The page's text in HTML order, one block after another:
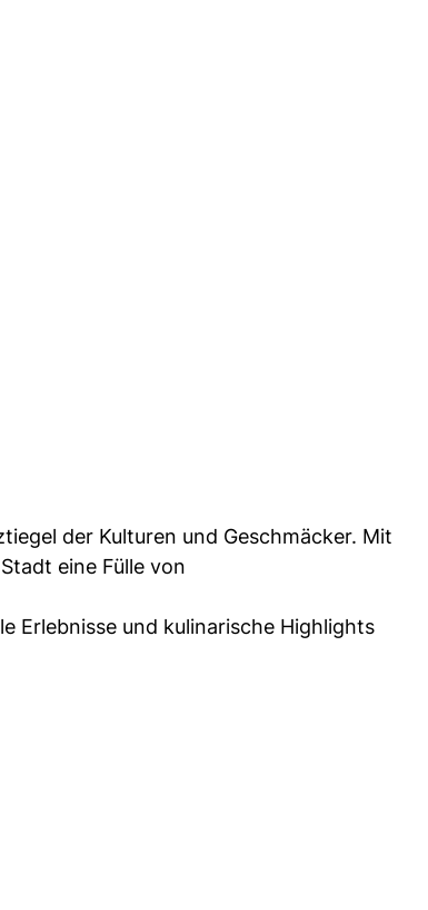
der Kulturen und Geschmäcker. Mit
eine Fülle von
Erlebnisse und kulinarische Highlights